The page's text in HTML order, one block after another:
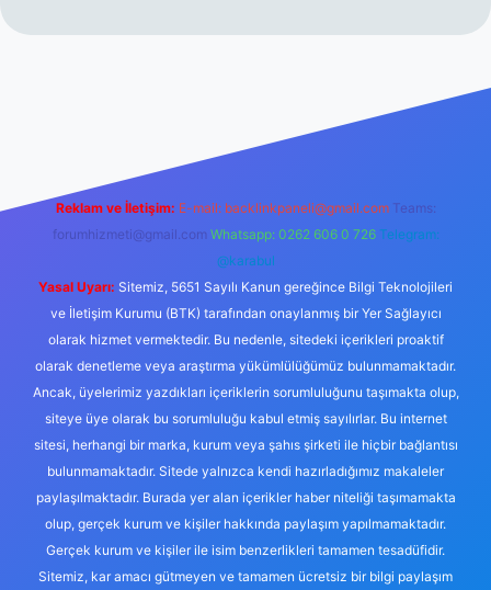
Betexper giriş adresi
Reklam ve İletişim: E-mail: backlinkpaneli@gmail.com Teams:
forumhizmeti@gmail.com Whatsapp: 0262 606 0 726 Telegram:
@karabul
Yasal Uyarı: Sitemiz, 5651 Sayılı Kanun gereğince Bilgi Teknolojileri
ve İletişim Kurumu (BTK) tarafından onaylanmış bir Yer Sağlayıcı
olarak hizmet vermektedir. Bu nedenle, sitedeki içerikleri proaktif
olarak denetleme veya araştırma yükümlülüğümüz bulunmamaktadır.
Ancak, üyelerimiz yazdıkları içeriklerin sorumluluğunu taşımakta olup,
siteye üye olarak bu sorumluluğu kabul etmiş sayılırlar. Bu internet
sitesi, herhangi bir marka, kurum veya şahıs şirketi ile hiçbir bağlantısı
bulunmamaktadır. Sitede yalnızca kendi hazırladığımız makaleler
paylaşılmaktadır. Burada yer alan içerikler haber niteliği taşımamakta
olup, gerçek kurum ve kişiler hakkında paylaşım yapılmamaktadır.
Gerçek kurum ve kişiler ile isim benzerlikleri tamamen tesadüfidir.
Sitemiz, kar amacı gütmeyen ve tamamen ücretsiz bir bilgi paylaşım